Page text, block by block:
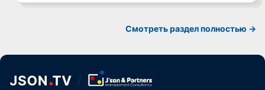
Смотреть раздел полностью ->